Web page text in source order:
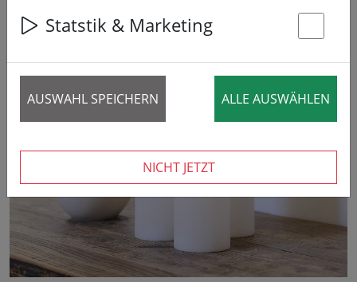
‹ ›
Statstik & Marketing
AUSWAHL SPEICHERN ALLE AUSWÄHLEN
NICHT JETZT